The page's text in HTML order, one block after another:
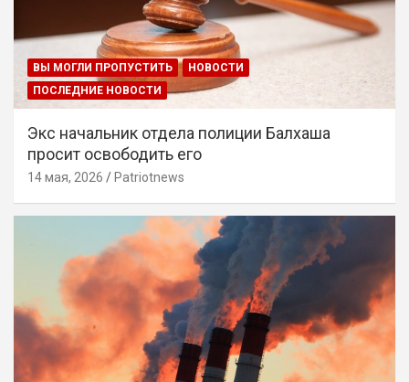
ВЫ МОГЛИ ПРОПУСТИТЬ
НОВОСТИ
ПОСЛЕДНИЕ НОВОСТИ
Экс начальник отдела полиции Балхаша
просит освободить его
14 мая, 2026 Patriotnews